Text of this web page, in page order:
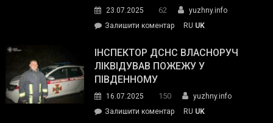
гуманітарну
допомогу
23.07.2025 62
yuzhny.info
Залишити коментарon
провів
нараду
силових
та
RU UK
ІНСПЕКТОР ДСНС ВЛАСНОРУЧ
ЛІКВІДУВАВ ПОЖЕЖУ У
ПІВДЕННОМУ
16.07.2025 150
yuzhny.info
Залишити коментарon
RU UK